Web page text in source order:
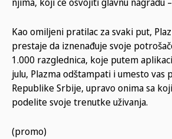
njima, koji će osvojiti glavnu nagradu
Kao omiljeni pratilac za svaki put,
prestaje da iznenađuje svoje
1.000 razglednica, koje putem
julu, Plazma odštampati i umesto
Republike Srbije, upravo onima sa
podelite svoje trenutke uživanja.
(promo)